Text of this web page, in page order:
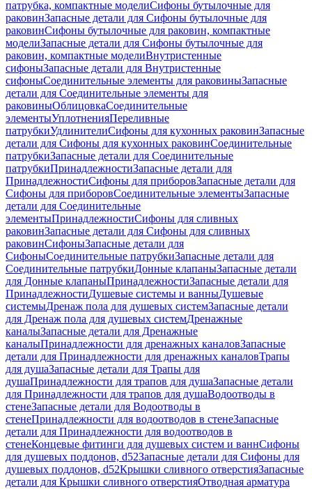
патрубка, компактные моделиСифоны бутылочные для
раковинЗапасные детали для Сифоны бутылочные для
раковинСифоны бутылочные для раковин, компактные
моделиЗапасные детали для Сифоны бутылочные для
раковин, компактные моделиВнутристенные
сифоныЗапасные детали для Внутристенные
сифоныСоединительные элементы для раковиныЗапасные
детали для Соединительные элементы для
раковиныОблицовкаСоединительные
элементыУплотненияПереливные
патрубкиУдлинителиСифоны для кухонных раковинЗапасные
детали для Сифоны для кухонных раковинСоединительные
патрубкиЗапасные детали для Соединительные
патрубкиПринадлежностиЗапасные детали для
ПринадлежностиСифоны для приборовЗапасные детали для
Сифоны для приборовСоединительные элементыЗапасные
детали для Соединительные
элементыПринадлежностиСифоны для сливных
раковинЗапасные детали для Сифоны для сливных
раковинСифоныЗапасные детали для
СифоныСоединительные патрубкиЗапасные детали для
Соединительные патрубкиДонные клапаныЗапасные детали
для Донные клапаныПринадлежностиЗапасные детали для
ПринадлежностиДушевые системы и ванныДушевые
системыДренаж пола для душевых системЗапасные детали
для Дренаж пола для душевых системДренажные
каналыЗапасные детали для Дренажные
каналыПринадлежности для дренажных каналовЗапасные
детали для Принадлежности для дренажных каналовТрапы
для душаЗапасные детали для Трапы для
душаПринадлежности для трапов для душаЗапасные детали
для Принадлежности для трапов для душаВодоотводы в
стенеЗапасные детали для Водоотводы в
стенеПринадлежности для водоотводов в стенеЗапасные
детали для Принадлежности для водоотводов в
стенеКонцевые фитинги для душевых систем и ваннСифоны
для душевых поддонов, d52Запасные детали для Сифоны для
душевых поддонов, d52Крышки сливного отверстияЗапасные
детали для Крышки сливного отверстияОтводная арматура